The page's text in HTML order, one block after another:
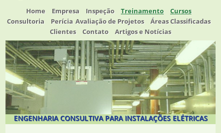
Home Empresa Inspeção Treinamento
Cursos
Consultoria
Perícia Avaliação de Projetos
Áreas Classificadas
Clientes
Contato Artigos e Notícias
ENGENHARIA CONSULTIVA PARA INSTALAÇÕES ELÉTRICAS